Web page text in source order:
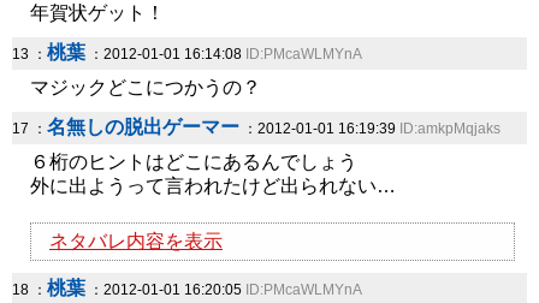
年賀状ゲット！
13 ： 桃葉 ：2012-01-01 16:14:08 ID:PMcaWLMYnA
マジックどこにつかうの？
17 ： 名無しの脱出ゲーマー ：2012-01-01 16:19:39 ID:amkpMqjaks
６桁のヒントはどこにあるんでしょう
外に出ようって言われたけど出られない…
ネタバレ内容を表示
18 ： 桃葉 ：2012-01-01 16:20:05 ID:PMcaWLMYnA